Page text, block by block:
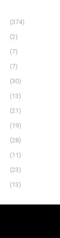
(374)
(2)
(7)
(7)
(30)
(13)
(21)
(19)
(28)
(11)
(23)
(13)